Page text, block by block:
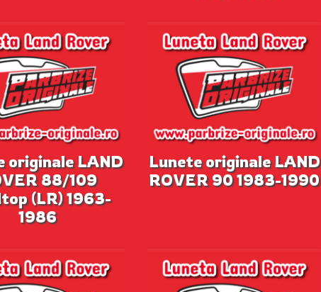
originale LAND
88/109
(LR) 1963-
1986
Lunete originale LAND
ROVER 90 1983-1990